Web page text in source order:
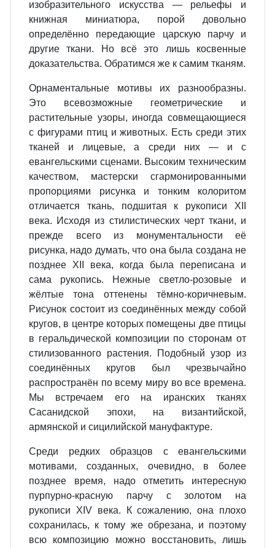
изобразительного искусства — рельефы и
книжная миниатюра, порой довольно
определённо передающие царскую парчу и
другие ткани. Но всё это лишь косвенные
доказательства. Обратимся же к самим тканям.
Орнаментальные мотивы их разнообразны.
Это всевозможные геометрические и
растительные узоры, иногда совмещающиеся
с фигурами птиц и животных. Есть среди этих
тканей и лицевые, а среди них — и с
евангельскими сценами. Высоким техническим
качеством, мастерски сгармонированными
пропорциями рисунка и тонким колоритом
отличается ткань, подшитая к рукописи XII
века. Исходя из стилистических черт ткани, и
прежде всего из монументальности её
рисунка, надо думать, что она была создана не
позднее XII века, когда была переписана и
сама рукопись. Нежные светло‐розовые и
жёлтые тона оттенены тёмно‐коричневым.
Рисунок состоит из соединённых между собой
кругов, в центре которых помещены две птицы
в геральдической композиции по сторонам от
стилизованного растения. Подобный узор из
соединённых кругов был чрезвычайно
распространён по всему миру во все времена.
Мы встречаем его на иранских тканях
Сасанидской эпохи, на византийской,
армянской и сицилийской мануфактуре.
Среди редких образцов с евангельскими
мотивами, созданных, очевидно, в более
позднее время, надо отметить интересную
пурпурно‐красную парчу с золотом на
рукописи XIV века. К сожалению, она плохо
сохранилась, к тому же обрезана, и поэтому
всю композицию можно восстановить, лишь